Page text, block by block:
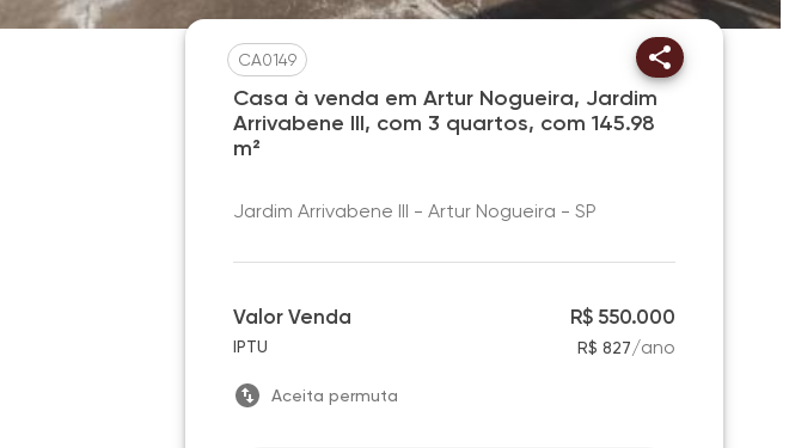
CA0149
Casa à venda em Artur Nogueira, Jardim
Arrivabene III, com 3 quartos, com 145.98
m²
Jardim Arrivabene III - Artur Nogueira - SP
Valor Venda R$ 550.000
IPTU R$ 827/ano
Aceita permuta